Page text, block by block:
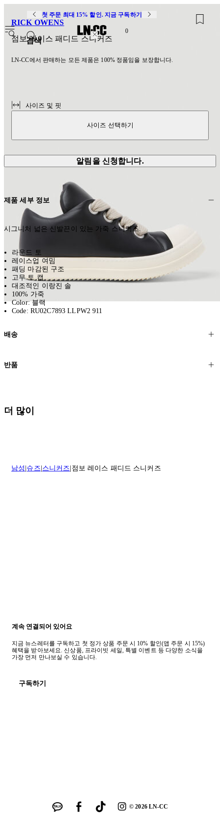
첫 주문 최대 15% 할인. 지금 구독하기
검색
0
RICK OWENS
점보 레이스 패디드 스니커즈
LN-CC에서 판매하는 모든 제품은 100% 정품임을 보장합니다.
사이즈 및 핏
사이즈 선택하기
알림을 신청합니다.
제품 세부 정보
시그니처 넓은 신발끈이 있는 가죽 스니커즈.
라운드 토
레이스업 여밈
패딩 마감된 구조
고무 토 캡
대조적인 이랑진 솔
100% 가죽
Color: 블랙
Code: RU02C7893 LLPW2 911
배송
고객님의 위치에 따라 일반 배송과 익스프레스 배송을 제공합니다.
실 수 있습니다.
반품
배송일로부터 영업일 기준 30일 이내에 접수된 반품에 대해서는 기꺼
이 환불해 드리겠습니다.반품 상품은 원래 상태를 유지하고 반드시
더 많이
남성 슈즈 스니커즈 점보 레이스 패디드 스니커즈
계속 연결되어 있어요
지금 뉴스레터를 구독하고 첫 정가 상품 주문 시 10% 할인(앱 주문 시 15%)
혜택을 받아보세요. 신상품, 프라이빗 세일, 특별 이벤트 등 다양한 소식을
가장 먼저 만나보실 수 있습니다.
구독하기
©2026LN-CC